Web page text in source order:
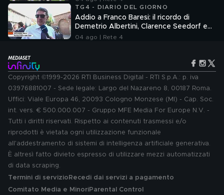
TG4 - DIARIO DEL GIORNO
Addio a Franco Baresi: il ricordo di
Demetrio Albertini, Clarence Seedorf e
Giovanni Galli
04 ago | Rete 4
Copyright ©1999-2026 RTI Business Digital - RTI S.p.A.: p. iva
03976881007 - Sede legale: Largo del Nazareno 8, 00187 Roma.
Uffici: Viale Europa 46, 20093 Cologno Monzese (MI) - Cap. Soc.
int. vers. € 500.000.007 - Gruppo MFE Media For Europe N.V. -
Tutti i diritti riservati. Rispetto ai contenuti trasmessi e/o
riprodotti è vietata ogni utilizzazione funzionale
all'addestramento di sistemi di intelligenza artificiale generativa.
È altresì fatto divieto espresso di utilizzare mezzi automatizzati
di data scraping.
Termini di servizio Recedi dai servizi a pagamento
Comitato Media e MinoriParental Control